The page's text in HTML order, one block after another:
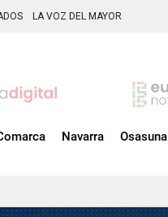
LA VOZ DEL MAYOR
Navarra Osasuna